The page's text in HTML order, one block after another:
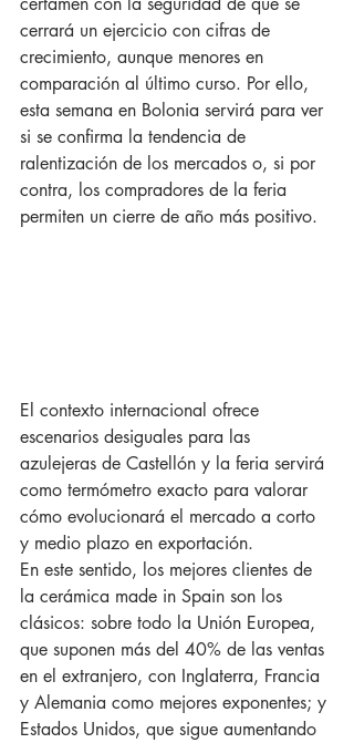
cerrará un ejercicio con cifras de
crecimiento, aunque menores en
comparación al último curso. Por ello,
esta semana en Bolonia servirá para ver
si se confirma la tendencia de
ralentización de los mercados o, si por
contra, los compradores de la feria
permiten un cierre de año más positivo.
El contexto internacional ofrece
escenarios desiguales para las
azulejeras de Castellón y la feria servirá
como termómetro exacto para valorar
cómo evolucionará el mercado a corto
y medio plazo en exportación.
En este sentido, los mejores clientes de
la cerámica made in Spain son los
clásicos: sobre todo la Unión Europea,
que suponen más del 40% de las ventas
en el extranjero, con Inglaterra, Francia
y Alemania como mejores exponentes; y
Estados Unidos, que sigue aumentando